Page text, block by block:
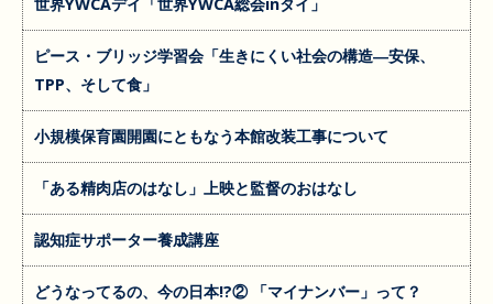
世界YWCAデイ「世界YWCA総会inタイ」
ピース・ブリッジ学習会「生きにくい社会の構造―安保、
TPP、そして食」
小規模保育園開園にともなう本館改装工事について
「ある精肉店のはなし」上映と監督のおはなし
認知症サポーター養成講座
どうなってるの、今の日本!?② 「マイナンバー」って？